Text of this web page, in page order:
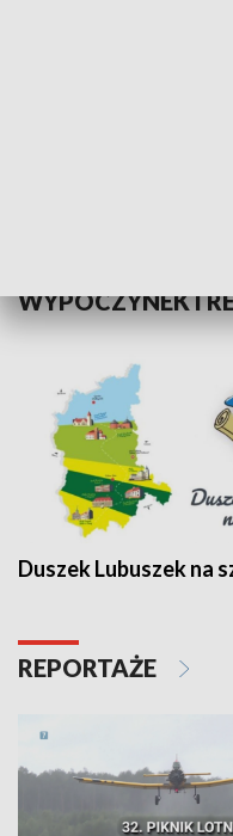
WYPOCZYNEK I
Duszek Lubuszek na
REPORTAŻE